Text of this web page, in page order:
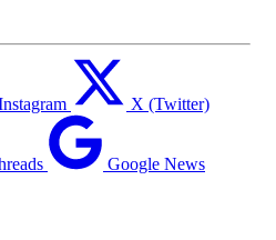
X (Twitter)
Google News